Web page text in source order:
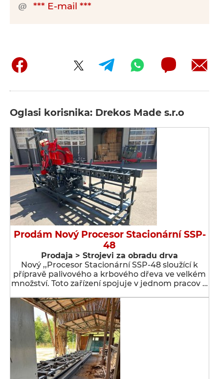
*** E-mail ***
Oglasi korisnika: Drekos Made s.r.o
Prodám Nový Procesor Stacionární SSP-
48
Prodaja > Strojevi za obradu drva
Nový ,,Procesor Stacionární SSP-48 sloužící k
přípravě palivového a krbového dřeva ve velkém
množství. Toto zařízení spojuje v jednom pracov …